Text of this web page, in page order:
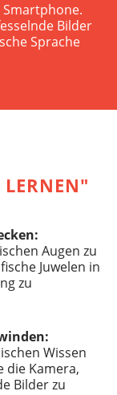
Smartphone.
Bilder
Sprache
Augen zu
Juwelen in
zu
Wissen
die Kamera,
Bilder zu